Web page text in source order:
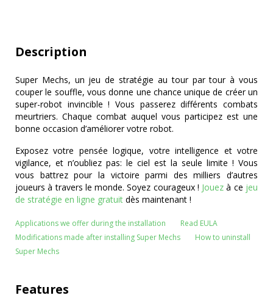
Description
Super Mechs, un jeu de stratégie au tour par tour à vous
couper le souffle, vous donne une chance unique de créer un
super-robot invincible ! Vous passerez différents combats
meurtriers. Chaque combat auquel vous participez est une
bonne occasion d’améliorer votre robot.
Exposez votre pensée logique, votre intelligence et votre
vigilance, et n’oubliez pas: le ciel est la seule limite ! Vous
vous battrez pour la victoire parmi des milliers d’autres
joueurs à travers le monde. Soyez courageux ! Jouez à ce jeu
de stratégie en ligne gratuit dès maintenant !
Applications we offer during the installation
Read EULA
Modifications made after installing Super Mechs
How to uninstall
Super Mechs
Features